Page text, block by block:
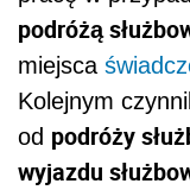
podróżą
miejsca
Kolejnym
od podróży
wyjazdu